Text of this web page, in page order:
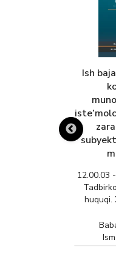
Ish
12.00.03
huquqi.